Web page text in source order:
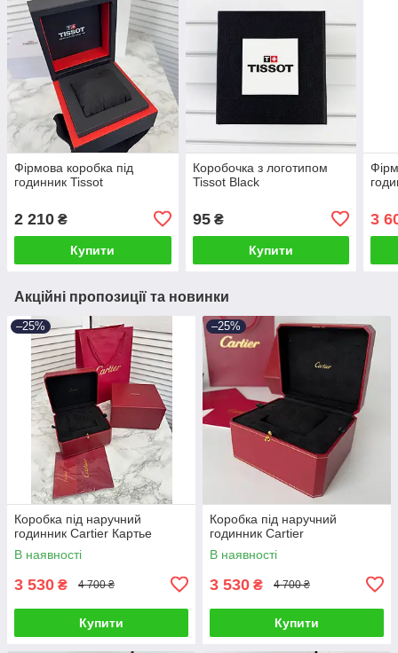
Фірмова коробка під
годинник Tissot
2 210 ₴
Купити
Коробочка з логотипом
Tissot Black
95₴
Купити
3
Акційні пропозиції та новинки
–25%
Коробка під наручний
годинник Cartier Картье
В наявності
3 530 ₴ 4 700 ₴
Купити
–25%
Коробка під наручний
годинник Cartier
В наявності
3 530 ₴ 4 700 ₴
Купити